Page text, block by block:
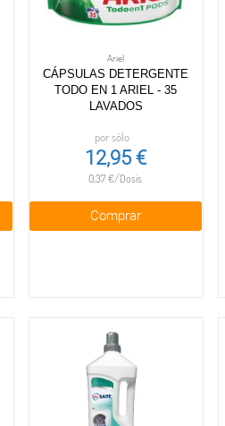
Ariel
CÁPSULAS DETERGENTE
TODO EN 1 ARIEL - 35
LAVADOS
por sólo
12,95 €
0,37 €/Dosis
Comprar